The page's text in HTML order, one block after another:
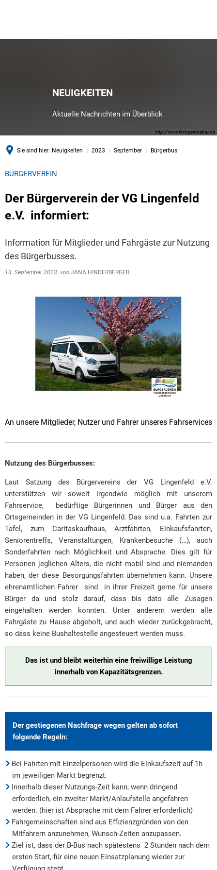
http://www.fotogestoeber.de
NEUIGKEITEN
Aktuelle Nachrichten im Überblick
Sie sind hier: Neuigkeiten 2023 September Bürgerbus
BÜRGERVEREIN
Der Bürgerverein der VG Lingenfeld
e.V. informiert:
Information für Mitglieder und Fahrgäste zur Nutzung
des Bürgerbusses.
13. September 2023 von JANA HINDERBERGER
An unsere Mitglieder, Nutzer und Fahrer unseres Fahrservices
Nutzung des Bürgerbusses:
Laut Satzung des Bürgervereins der VG Lingenfeld e.V.
unterstützen wir soweit irgendwie möglich mit unserem
Fahrservice, bedürftige Bürgerinnen und Bürger aus den
Ortsgemeinden in der VG Lingenfeld. Das sind u.a. Fahrten zur
Tafel, zum Caritaskaufhaus, Arztfahrten, Einkaufsfahrten,
Seniorentreffs, Veranstaltungen, Krankenbesuche (…), auch
Sonderfahrten nach Möglichkeit und Absprache. Dies gilt für
Personen jeglichen Alters, die nicht mobil sind und niemanden
haben, der diese Besorgungsfahrten übernehmen kann. Unsere
ehrenamtlichen Fahrer sind in ihrer Freizeit gerne für unsere
Bürger da und stolz darauf, dass bis dato alle Zusagen
eingehalten werden konnten. Unter anderem werden alle
Fahrgäste zu Hause abgeholt, und auch wieder zurückgebracht,
so dass keine Bushaltestelle angesteuert werden muss.
Das ist und bleibt weiterhin eine freiwillige Leistung
innerhalb von Kapazitätsgrenzen.
Der gestiegenen Nachfrage wegen gelten ab sofort
folgende Regeln:
Bei Fahrten mit Einzelpersonen wird die Einkaufszeit auf 1h
im jeweiligen Markt begrenzt.
Innerhalb dieser Nutzungs-Zeit kann, wenn dringend
erforderlich, ein zweiter Markt/Anlaufstelle angefahren
werden. (hier ist Absprache mit dem Fahrer erforderlich)
Fahrgemeinschaften sind aus Effizienzgründen von den
Mitfahrern anzunehmen, Wunsch-Zeiten anzupassen.
Ziel ist, dass der B-Bus nach spätestens 2 Stunden nach dem
ersten Start, für eine neuen Einsatzplanung wieder zur